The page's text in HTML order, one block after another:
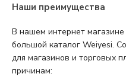
Наши преимущества
В нашем интернет
большой каталог Weiyesi.
для магазинов и торговых
причинам: